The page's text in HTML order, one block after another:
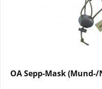
OA Sepp-Mask